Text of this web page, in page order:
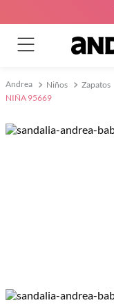
Niños Zapatos
NIÑA 95669